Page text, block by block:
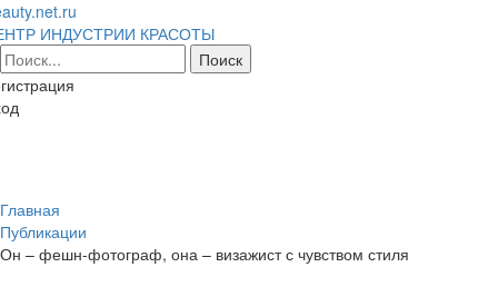
ИНДУСТРИИ КРАСОТЫ
Главная
Публикации
Он – фешн-фотограф, она – визажист с чувством стиля